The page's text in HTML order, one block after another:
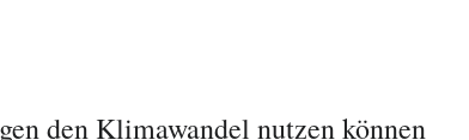
den Klimawandel nutzen können